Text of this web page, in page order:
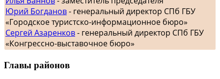
Юрий Богданов- генеральный директор СПб ГБУ
«Городское туристско-информационное бюро»
Сергей Азаренков- генеральный директор СПб ГБУ
«Конгрессно-выставочное бюро»
Главы районов